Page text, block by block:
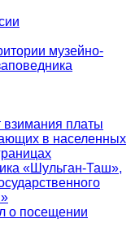
музейно-
взимания платы
в населенных
«Шульган-Таш»,
о посещении